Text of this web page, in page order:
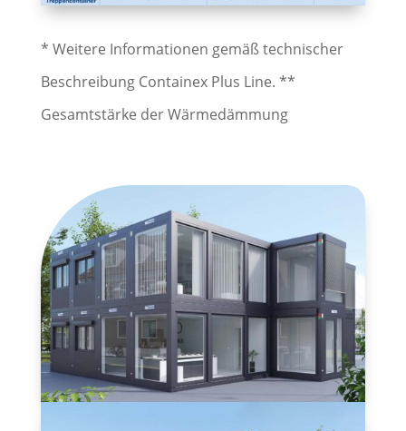
* Weitere Informationen gemäß technischer
Beschreibung Containex Plus Line. **
Gesamtstärke der Wärmedämmung